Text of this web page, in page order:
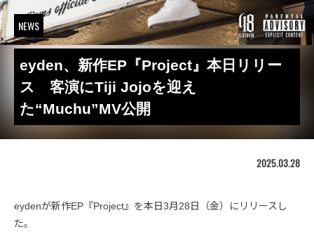
NEWS
eyden、新作EP『Project』本日リリー
ス 客演にTiji Jojoを迎え
た“Muchu”MV公開
2025.03.28
eydenが新作EP『Project』を本日3月28日（金）にリリースし
た。